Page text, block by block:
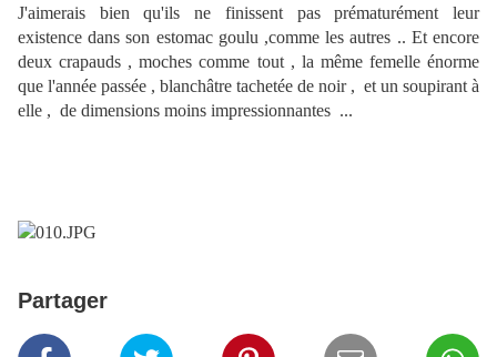
J'aimerais bien qu'ils ne finissent pas prématurément leur
existence dans son estomac goulu ,comme les autres .. Et encore
deux crapauds , moches comme tout , la même femelle énorme
que l'année passée , blanchâtre tachetée de noir , et un soupirant à
elle , de dimensions moins impressionnantes ...
Partager